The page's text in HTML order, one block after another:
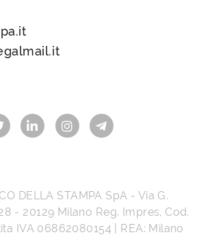
DELLA STAMPA SpA - Via G.
- 20129 Milano Reg. Impres, Cod.
IVA 06862080154 | REA: Milano